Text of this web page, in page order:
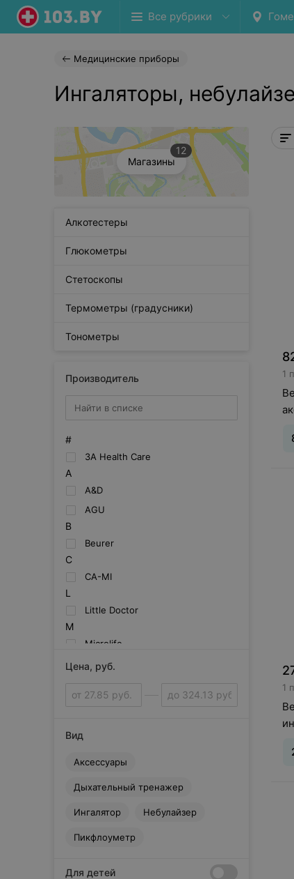
Все рубрики
Медицинские приборы
Ингаляторы,
Магазины
12
Алкотестеры
Глюкометры
Стетоскопы
Термометры (градусники)
Тонометры
Производитель
#
3A Health Care
A
A&D
AGU
B
Beurer
C
CA-MI
L
Little Doctor
M
Microlife
Omron
Prolife
Интеграл
Самоздрав
Цена, руб.
Вид
Аксессуары
Дыхательный тренажер
Ингалятор Небулайзер
Пикфлоуметр
Для детей
1
1